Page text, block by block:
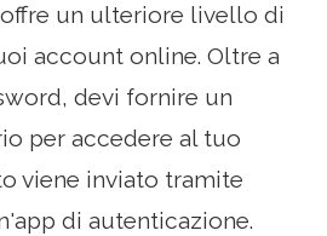
un ulteriore livello di
account online. Oltre a
devi fornire un
per accedere al tuo
viene inviato tramite
di autenticazione.